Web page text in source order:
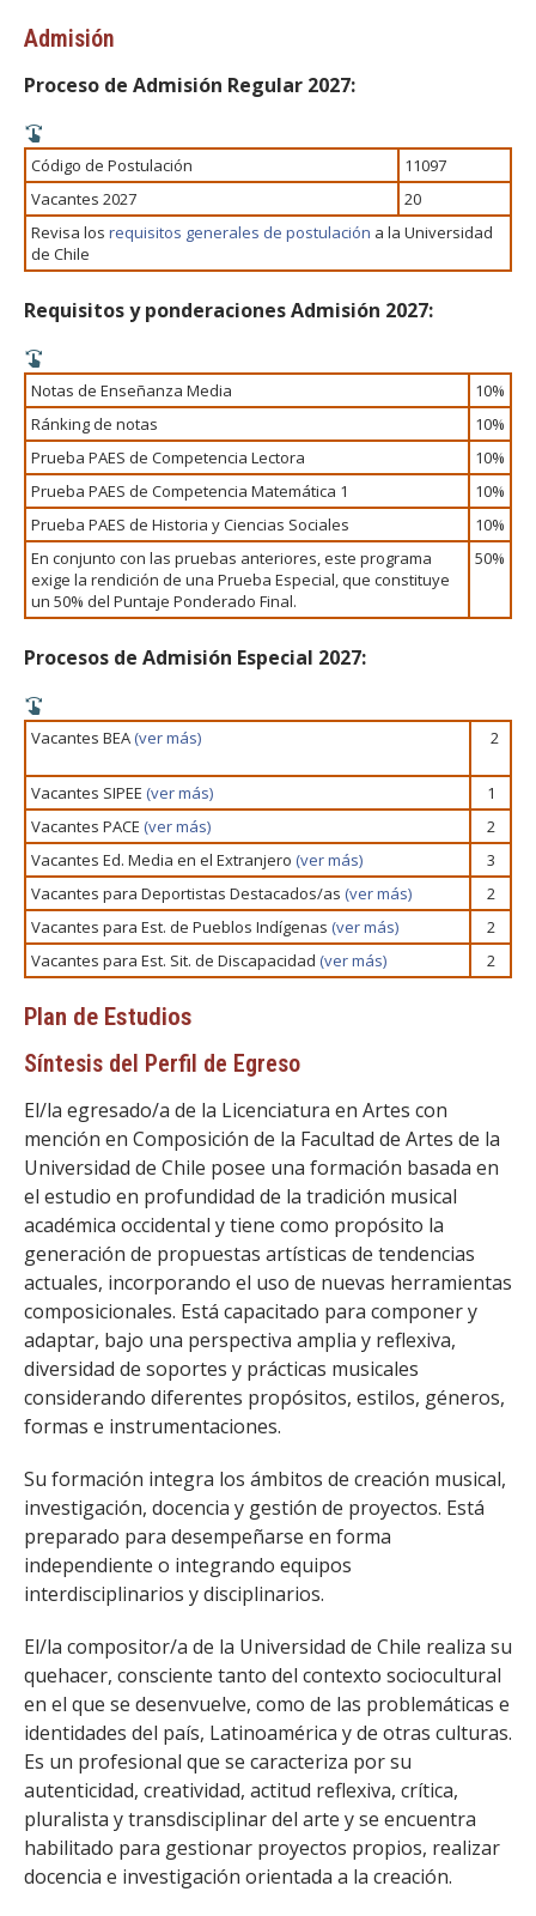
Admisión
Proceso de Admisión Regular 2027:
Código de Postulación
11097
Vacantes 2027
20
Revisa los requisitos generales de postulación a la Universidad
de Chile
Requisitos y ponderaciones Admisión 2027:
Notas de Enseñanza Media
10%
Ránking de notas
10%
Prueba PAES de Competencia Lectora
10%
Prueba PAES de Competencia Matemática 1
10%
Prueba PAES de Historia y Ciencias Sociales
10%
En conjunto con las pruebas anteriores, este programa
exige la rendición de una Prueba Especial, que constituye
un 50% del Puntaje Ponderado Final.
50%
Procesos de Admisión Especial 2027:
Vacantes BEA (ver más) 2
Vacantes SIPEE (ver más)
1
Vacantes PACE (ver más)
2
Vacantes Ed. Media en el Extranjero (ver más)
3
Vacantes para Deportistas Destacados/as (ver más)
2
Vacantes para Est. de Pueblos Indígenas (ver más)
2
Vacantes para Est. Sit. de Discapacidad (ver más) 2
Plan de Estudios
Síntesis del Perfil de Egreso
El/la egresado/a de la Licenciatura en Artes con
mención en Composición de la Facultad de Artes de la
Universidad de Chile posee una formación basada en
el estudio en profundidad de la tradición musical
académica occidental y tiene como propósito la
generación de propuestas artísticas de tendencias
actuales, incorporando el uso de nuevas herramientas
composicionales. Está capacitado para componer y
adaptar, bajo una perspectiva amplia y reflexiva,
diversidad de soportes y prácticas musicales
considerando diferentes propósitos, estilos, géneros,
formas e instrumentaciones.
Su formación integra los ámbitos de creación musical,
investigación, docencia y gestión de proyectos. Está
preparado para desempeñarse en forma
independiente o integrando equipos
interdisciplinarios y disciplinarios.
El/la compositor/a de la Universidad de Chile realiza su
quehacer, consciente tanto del contexto sociocultural
en el que se desenvuelve, como de las problemáticas e
identidades del país, Latinoamérica y de otras culturas.
Es un profesional que se caracteriza por su
autenticidad, creatividad, actitud reflexiva, crítica,
pluralista y transdisciplinar del arte y se encuentra
habilitado para gestionar proyectos propios, realizar
docencia e investigación orientada a la creación.